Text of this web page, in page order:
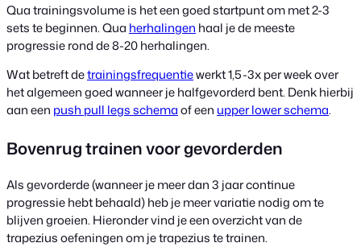
Qua trainingsvolume is het een goed startpunt om met 2-3
sets te beginnen. Qua herhalingen haal je de meeste
progressie rond de 8-20 herhalingen.
Wat betreft detrainingsfrequentiewerkt 1,5-3x per week over
het algemeen goed wanneer je halfgevorderd bent. Denk hierbij
aan een push pull legs schemaof een upper lower schema.
Bovenrug trainen voor gevorderden
Als gevorderde (wanneer je meer dan 3 jaar continue
progressie hebt behaald) heb je meer variatie nodig om te
blijven groeien. Hieronder vind je een overzicht van de
trapezius oefeningen om je trapezius te trainen.